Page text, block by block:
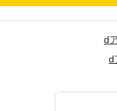
d
d